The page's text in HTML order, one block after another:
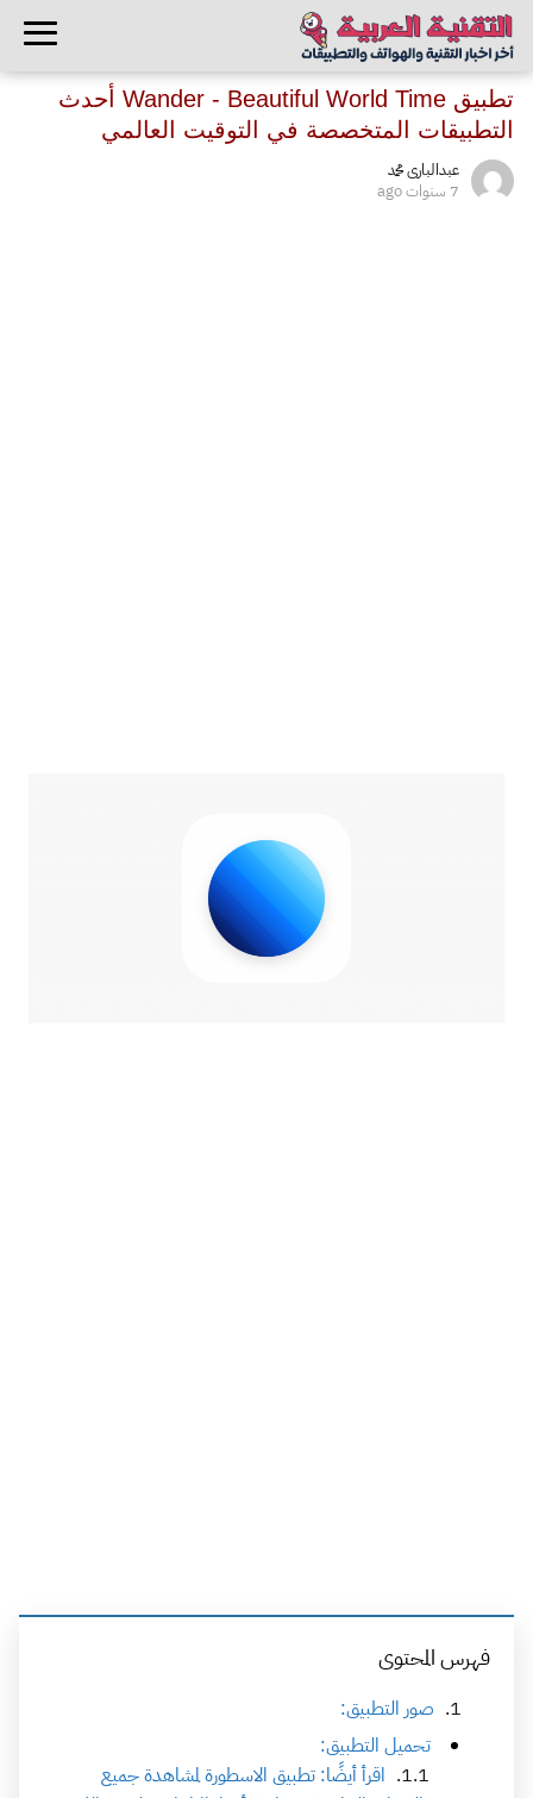
تطبيق Wander - Beautiful World Time أحدث
التطبيقات المتخصصة في التوقيت العالمي
عبدالبارى محمد
7 سنوات ago
فهرس المحتوى
صور التطبيق:
تحميل التطبيق:
اقرأ أيضًا: تطبيق الاسطورة لمشاهدة جميع